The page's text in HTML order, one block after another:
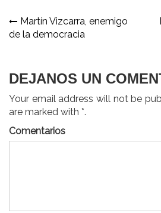
Navegación
de
Martín Vizcarra, enemigo
de la democracia
DEJANOS UN
Your email address will not be
are marked with *.
Comentarios